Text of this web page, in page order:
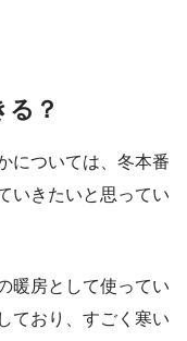
る？
については、冬本番
いきたいと思ってい
暖房として使ってい
ており、すごく寒い